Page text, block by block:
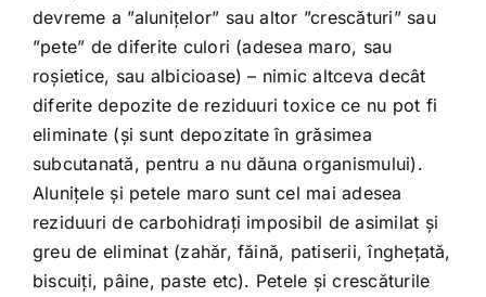
devreme a ”alunițelor” sau altor ”crescături” sau
”pete” de diferite culori (adesea maro, sau
roșietice, sau albicioase) – nimic altceva decât
diferite depozite de reziduuri toxice ce nu pot fi
eliminate (și sunt depozitate în grăsimea
subcutanată, pentru a nu dăuna organismului).
Alunițele și petele maro sunt cel mai adesea
reziduuri de carbohidrați imposibil de asimilat și
greu de eliminat (zahăr, făină, patiserii, înghețată,
biscuiți, pâine, paste etc). Petele și crescăturile